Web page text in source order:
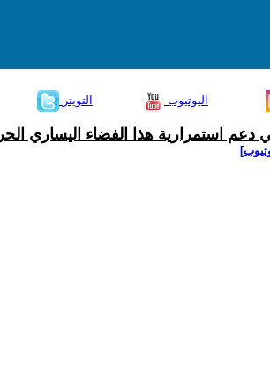
التويتر اليوتيوب
دعم استمرارية هذا الفضاء اليساري الحر